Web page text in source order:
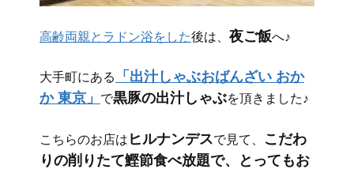
高齢両親とラドン浴をした後は、 夜ご飯へ♪
大手町にある
「出汁しゃぶおばんざい おか
か 東京」
で黒豚の出汁しゃぶを頂きました♪
こちらのお店は ヒルナンデスで見て、
こだわ
りの削りたて鰹節食べ放題で、とってもお